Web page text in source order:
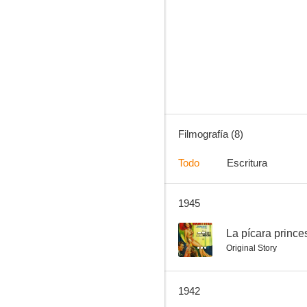
Filmografía (8)
Todo Escritura
1945
-- La pícara
Original Story
1942